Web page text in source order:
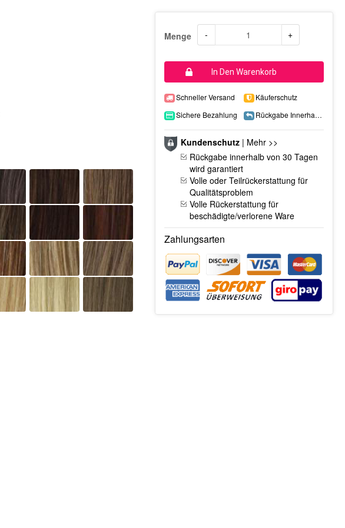
Menge - +
In Den Warenkorb
Schneller Versand
Käuferschutz
Sichere Bezahlung
Rückgabe Innerhalb 15 Tage
Kundenschutz| Mehr >>
Rückgabe innerhalb von 30 Tagen
wird garantiert
Volle oder Teilrückerstattung für
Qualitätsproblem
Volle Rückerstattung für
beschädigte/verlorene Ware
Zahlungsarten